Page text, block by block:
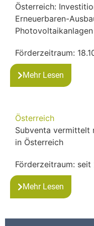
Österreich:
Erneuerbaren-
Förderzeitraum:
Mehr Lesen
Österreich
Subventa vermittelt
in Österreich
Förderzeitraum: seit
Mehr Lesen